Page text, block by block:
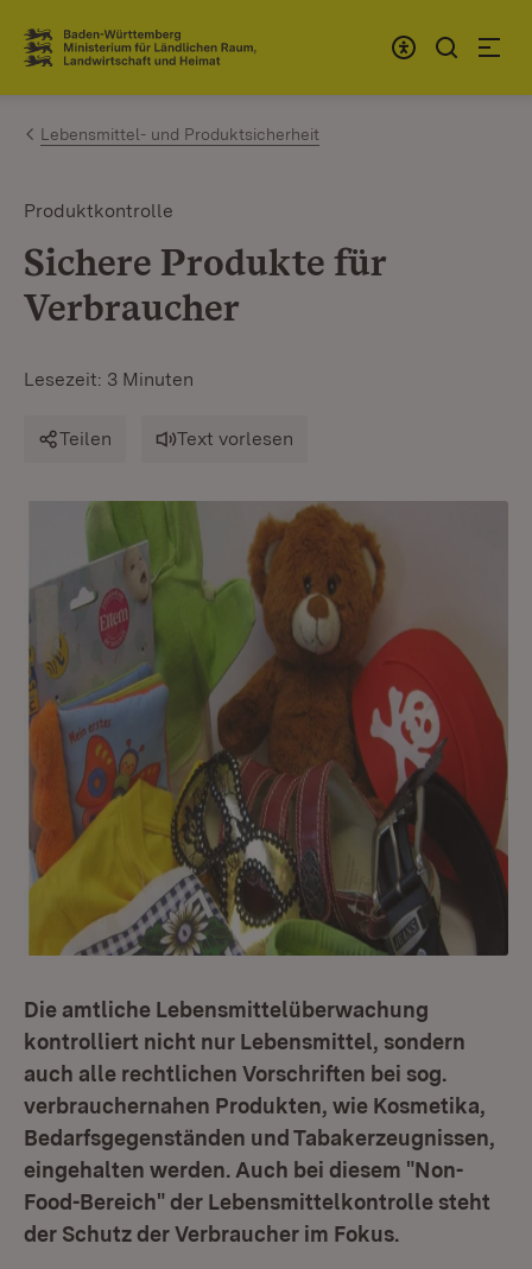
Zum Inhalt springen
Link zur Startseite
Lebensmittel- und Produktsicherheit
Produktkontrolle
Sichere Produkte für
Verbraucher
Lesezeit: 3 Minuten
Teilen Text vorlesen
Die amtliche Lebensmittelüberwachung
kontrolliert nicht nur Lebensmittel, sondern
auch alle rechtlichen Vorschriften bei sog.
verbrauchernahen Produkten, wie Kosmetika,
Bedarfsgegenständen und Tabakerzeugnissen,
eingehalten werden. Auch bei diesem "Non-
Food-Bereich" der Lebensmittelkontrolle steht
der Schutz der Verbraucher im Fokus.